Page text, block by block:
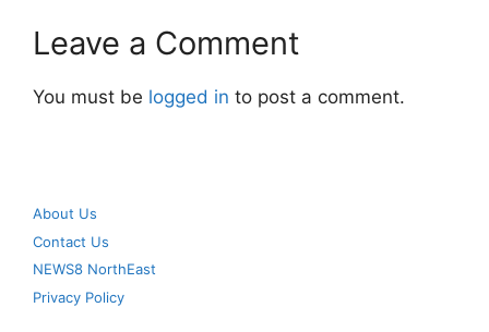
Leave a Comment
You must be logged in to post a comment.
About Us
Contact Us
NEWS8 NorthEast
Privacy Policy